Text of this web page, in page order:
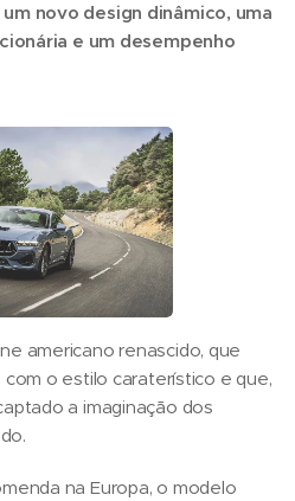
novo design dinâmico, uma
e um desempenho
americano renascido, que
com o estilo caraterístico e que,
a imaginação dos
na Europa, o modelo